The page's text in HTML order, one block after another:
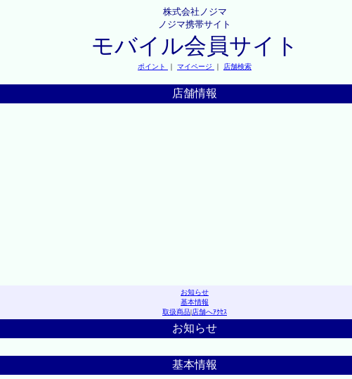
株式会社ノジマ
ノジマ携帯サイト
モバイル会員サイト
ポイント ｜ マイページ ｜ 店舗検索
店舗情報
お知らせ
基本情報
取扱商品|店舗へｱｸｾｽ
お知らせ
基本情報